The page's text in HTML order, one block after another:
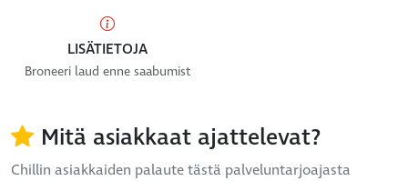
LISÄTIETOJA
Broneeri laud enne saabumist
Mitä asiakkaat ajattelevat?
Chillin asiakkaiden palaute tästä palveluntarjoajasta